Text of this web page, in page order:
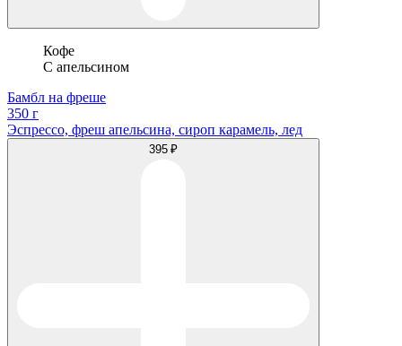
Кофе
С апельсином
Бамбл на фреше
350 г
Эспрессо, фреш апельсина, сироп карамель, лед
395 ₽